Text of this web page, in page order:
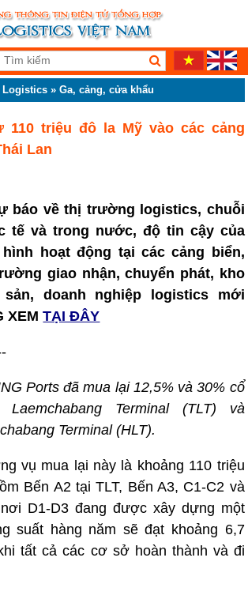
Logistics »Ga, cảng, cửa khẩu
110 triệu đô la Mỹ vào các cảng
Lan
báo về thị trường logistics, chuỗi
tế và trong nước, độ tin cậy của
hoạt động tại các cảng biển,
giao nhận, chuyển phát, kho
doanh nghiệp logistics mới
XEM TẠI ĐÂY
Ports đã mua lại 12,5% và 30% cổ
Terminal (TLT) và
Terminal (HLT).
vụ mua lại này là khoảng 110 triệu
Bến A2 tại TLT, Bến A3, C1-C2 và
D1-D3 đang được xây dựng một
suất hàng năm sẽ đạt khoảng 6,7
tất cả các cơ sở hoàn thành và đi